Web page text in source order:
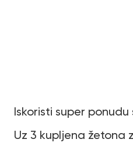
Iskoristi super
Uz 3 kupljena žetona